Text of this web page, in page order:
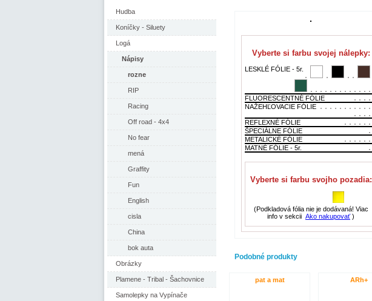
Hudba
Koníčky - Siluety
Logá
Nápisy
rozne
RIP
Racing
Off road - 4x4
No fear
mená
Graffity
Fun
English
cisla
China
bok auta
Obrázky
Plamene - Tribal - Šachovnice
Samolepky na Vypínače
Vyberte si farbu svojej nálepky:
LESKLÉ FÓLIE - 5r.
FLUORESCENTNÉ FÓLIE
NAŽEHĽOVACIE FÓLIE
REFLEXNÉ FÓLIE
ŠPECIÁLNE FÓLIE
METALICKÉ FÓLIE
MATNÉ FÓLIE - 5r.
Vyberte si farbu svojho pozadia:
(Podkladová fólia nie je dodávaná! Viac
info v sekcii Ako nakupovať )
Podobné produkty
pat a mat ARh+